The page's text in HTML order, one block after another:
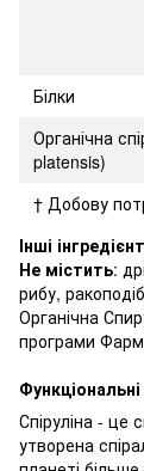
Білки
Органічна
platensis)
† Добову
Інші
Не містить:
рибу,
Органічна
програми
Спіруліна - це
утворена